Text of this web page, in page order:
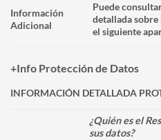
Información
Adicional
Puede
detallada
el siguiente
+Info Protección de Datos
INFORMACIÓN DETALLADA
¿Quién es el
sus datos?